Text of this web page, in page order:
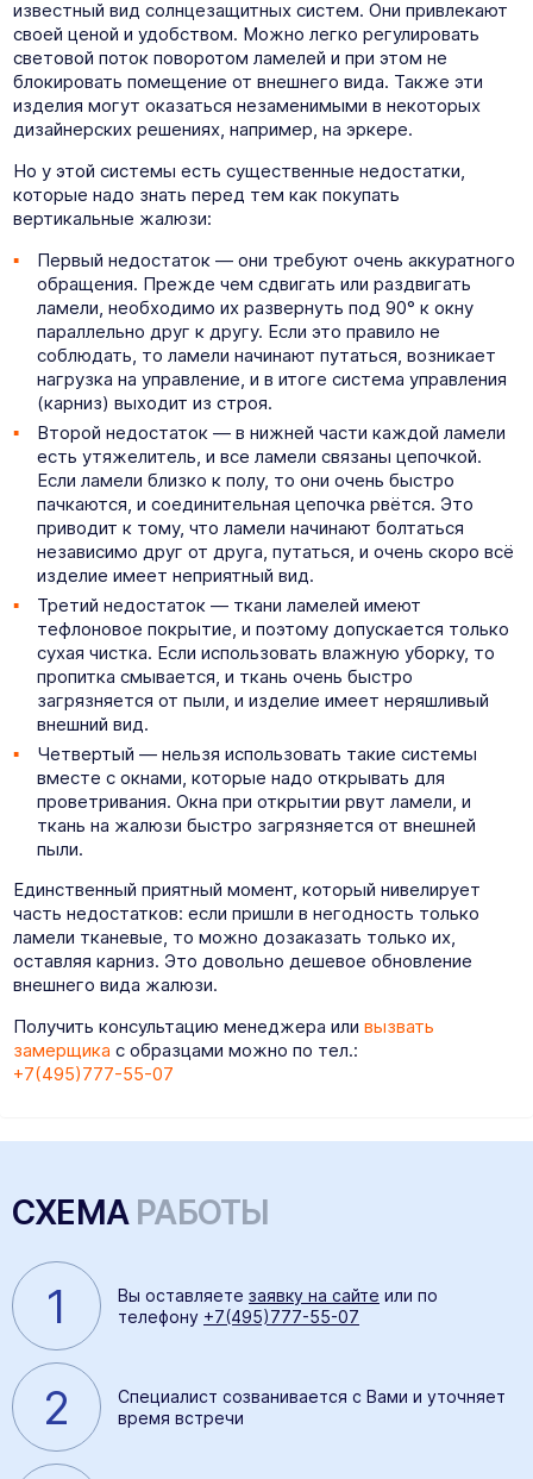
известный вид солнцезащитных систем. Они привлекают
своей ценой и удобством. Можно легко регулировать
световой поток поворотом ламелей и при этом не
блокировать помещение от внешнего вида. Также эти
изделия могут оказаться незаменимыми в некоторых
дизайнерских решениях, например, на эркере.
Но у этой системы есть существенные недостатки,
которые надо знать перед тем как покупать
вертикальные жалюзи:
Первый недостаток — они требуют очень аккуратного
обращения. Прежде чем сдвигать или раздвигать
ламели, необходимо их развернуть под 90° к окну
параллельно друг к другу. Если это правило не
соблюдать, то ламели начинают путаться, возникает
нагрузка на управление, и в итоге система управления
(карниз) выходит из строя.
Второй недостаток — в нижней части каждой ламели
есть утяжелитель, и все ламели связаны цепочкой.
Если ламели близко к полу, то они очень быстро
пачкаются, и соединительная цепочка рвётся. Это
приводит к тому, что ламели начинают болтаться
независимо друг от друга, путаться, и очень скоро всё
изделие имеет неприятный вид.
Третий недостаток — ткани ламелей имеют
тефлоновое покрытие, и поэтому допускается только
сухая чистка. Если использовать влажную уборку, то
пропитка смывается, и ткань очень быстро
загрязняется от пыли, и изделие имеет неряшливый
внешний вид.
Четвертый — нельзя использовать такие системы
вместе с окнами, которые надо открывать для
проветривания. Окна при открытии рвут ламели, и
ткань на жалюзи быстро загрязняется от внешней
пыли.
Единственный приятный момент, который нивелирует
часть недостатков: если пришли в негодность только
ламели тканевые, то можно дозаказать только их,
оставляя карниз. Это довольно дешевое обновление
внешнего вида жалюзи.
Получить консультацию менеджера или вызвать
замерщика с образцами можно по тел.:
+7(495)777-55-07
СХЕМАРАБОТЫ
1 Вы оставляете заявку на сайте или по
телефону +7(495)777-55-07
2
Специалист созванивается с Вами и уточняет
время встречи